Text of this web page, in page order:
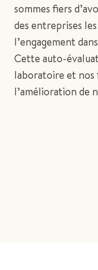
sommes fiers
des entreprises
l’engagement
Cette auto-
laboratoire et nos
l’amélioration de